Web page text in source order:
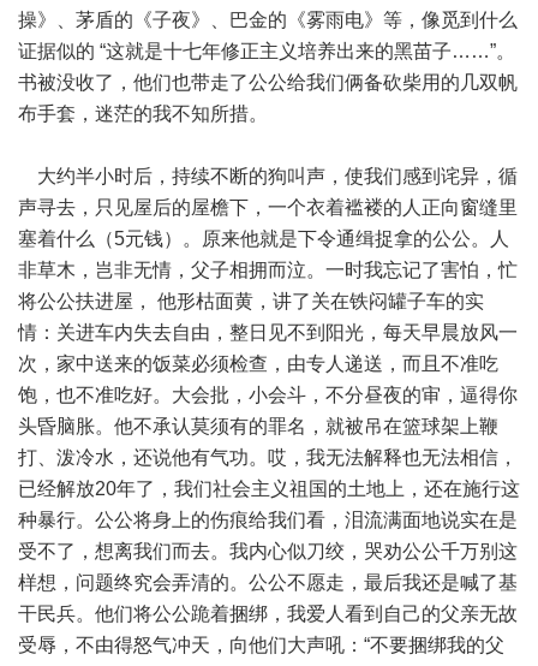
操》、茅盾的《子夜》、巴金的《雾雨电》等，像觅到什么
证据似的 “这就是十七年修正主义培养出来的黑苗子……”。
书被没收了，他们也带走了公公给我们俩备砍柴用的几双帆
布手套，迷茫的我不知所措。
大约半小时后，持续不断的狗叫声，使我们感到诧异，循
声寻去，只见屋后的屋檐下，一个衣着褴褛的人正向窗缝里
塞着什么（5元钱）。原来他就是下令通缉捉拿的公公。人
非草木，岂非无情，父子相拥而泣。一时我忘记了害怕，忙
将公公扶进屋， 他形枯面黄，讲了关在铁闷罐子车的实
情：关进车内失去自由，整日见不到阳光，每天早晨放风一
次，家中送来的饭菜必须检查，由专人递送，而且不准吃
饱，也不准吃好。大会批，小会斗，不分昼夜的审，逼得你
头昏脑胀。他不承认莫须有的罪名，就被吊在篮球架上鞭
打、泼冷水，还说他有气功。哎，我无法解释也无法相信，
已经解放20年了，我们社会主义祖国的土地上，还在施行这
种暴行。公公将身上的伤痕给我们看，泪流满面地说实在是
受不了，想离我们而去。我内心似刀绞，哭劝公公千万别这
样想，问题终究会弄清的。公公不愿走，最后我还是喊了基
干民兵。他们将公公跪着捆绑，我爱人看到自己的父亲无故
受辱，不由得怒气冲天，向他们大声吼：“不要捆绑我的父